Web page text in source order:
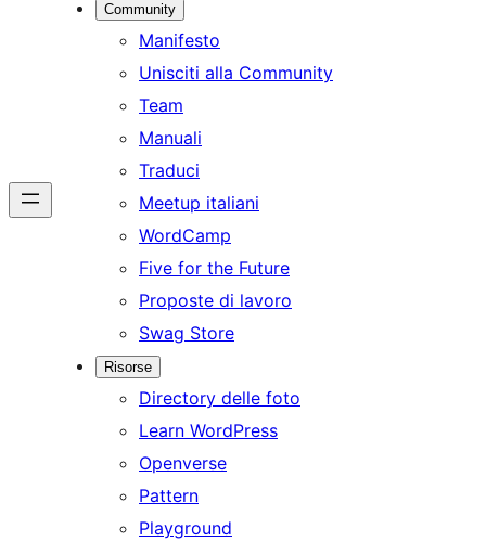
Community
Manifesto
Unisciti alla Community
Team
Manuali
Traduci
Meetup italiani
WordCamp
Five for the Future
Proposte di lavoro
Swag Store
Risorse
Directory delle foto
Learn WordPress
Openverse
Pattern
Playground